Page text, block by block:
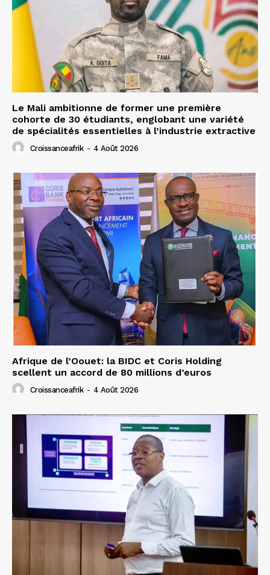
Le Mali ambitionne de former une première
cohorte de 30 étudiants, englobant une variété
de spécialités essentielles à l’industrie extractive
Croissanceafrik - 4 Août 2026
Afrique de l’Oouet: la BIDC et Coris Holding
scellent un accord de 80 millions d’euros
Croissanceafrik - 4 Août 2026